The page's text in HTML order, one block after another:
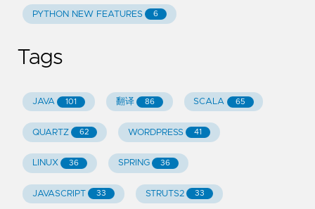
PYTHON NEW FEATURES 6
Tags
JAVA 101 翻译 86 SCALA 65
QUARTZ 62 WORDPRESS 41
LINUX 36 SPRING 36
JAVASCRIPT 33 STRUTS2 33